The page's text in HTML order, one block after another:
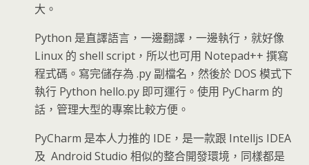
大。
Python 是直譯語言，一邊翻譯，一邊執行，就好像
Linux 的 shell script，所以也可用 Notepad++ 撰寫
程式碼。寫完儲存為 .py 副檔名，然後於 DOS 模式下
執行 Python hello.py 即可運行。使用 PyCharm 的
話，管理大型的專案比較方便。
PyCharm 是本人力推的 IDE，是一款跟 Intelljs IDEA
及 Android Studio 相似的整合開發環境，同樣都是